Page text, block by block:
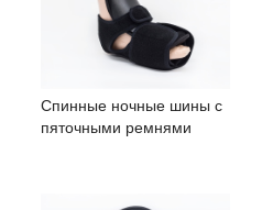
Спинные ночные шины с
пяточными ремнями